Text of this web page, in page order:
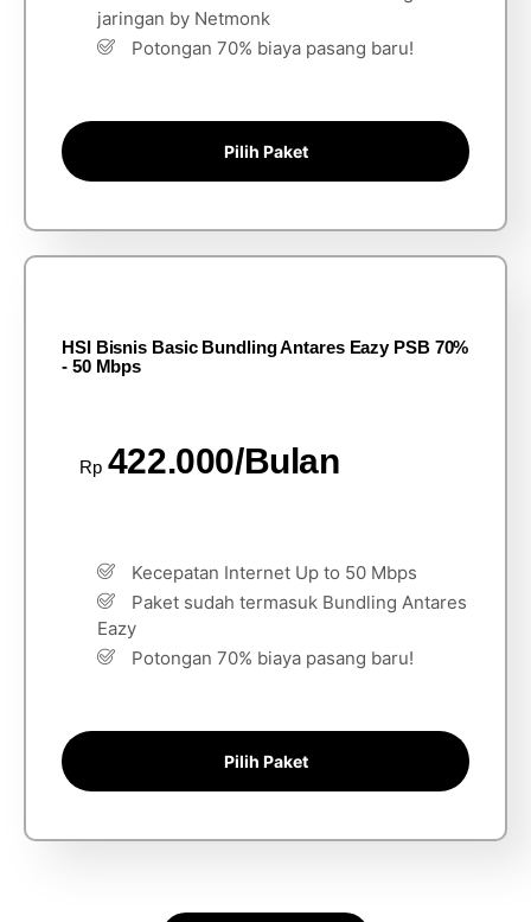
jaringan by Netmonk
Potongan 70% biaya pasang baru!
Pilih Paket
HSI Bisnis Basic Bundling Antares Eazy PSB 70%
- 50 Mbps
Rp 422.000/Bulan
Kecepatan Internet Up to 50 Mbps
Paket sudah termasuk Bundling Antares
Eazy
Potongan 70% biaya pasang baru!
Pilih Paket